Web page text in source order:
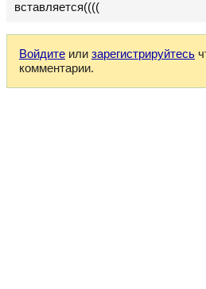
вставляется((((
Войдите или зарегистрируйтесь
комментарии.